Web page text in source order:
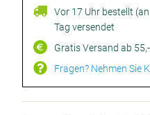
Vor 17 Uhr bestellt
Tag versendet
Gratis Versand ab
Fragen? Nehmen Sie